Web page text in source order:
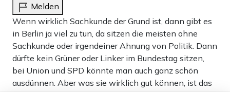
Melden
Wenn wirklich Sachkunde der Grund ist, dann gibt es
in Berlin ja viel zu tun, da sitzen die meisten ohne
Sachkunde oder irgendeiner Ahnung von Politik. Dann
dürfte kein Grüner oder Linker im Bundestag sitzen,
bei Union und SPD könnte man auch ganz schön
ausdünnen. Aber was sie wirklich gut können, ist das